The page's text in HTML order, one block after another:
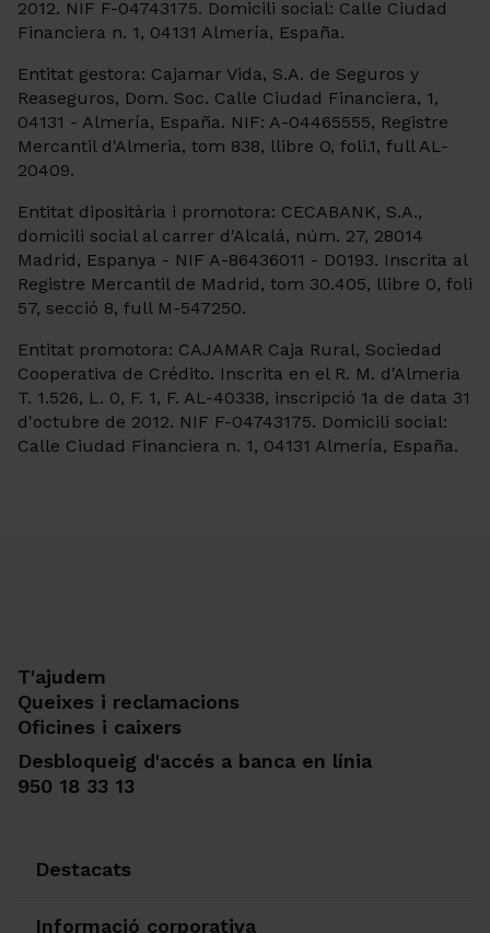
2012. NIF F-04743175. Domicili social: Calle Ciudad
Financiera n. 1, 04131 Almería, España.
Entitat gestora: Cajamar Vida, S.A. de Seguros y
Reaseguros, Dom. Soc. Calle Ciudad Financiera, 1,
04131 - Almería, España. NIF: A-04465555, Registre
Mercantil d'Almeria, tom 838, llibre O, foli.1, full AL-
20409.
Entitat dipositària i promotora: CECABANK, S.A.,
domicili social al carrer d'Alcalá, núm. 27, 28014
Madrid, Espanya - NIF A-86436011 - D0193. Inscrita al
Registre Mercantil de Madrid, tom 30.405, llibre 0, foli
57, secció 8, full M-547250.
Entitat promotora: CAJAMAR Caja Rural, Sociedad
Cooperativa de Crédito. Inscrita en el R. M. d'Almeria
T. 1.526, L. 0, F. 1, F. AL-40338, inscripció 1a de data 31
d'octubre de 2012. NIF F-04743175. Domicili social:
Calle Ciudad Financiera n. 1, 04131 Almería, España.
T'ajudem
Queixes i reclamacions
Oficines i caixers
Desbloqueig d'accés a banca en línia
950 18 33 13
Destacats
Informació corporativa